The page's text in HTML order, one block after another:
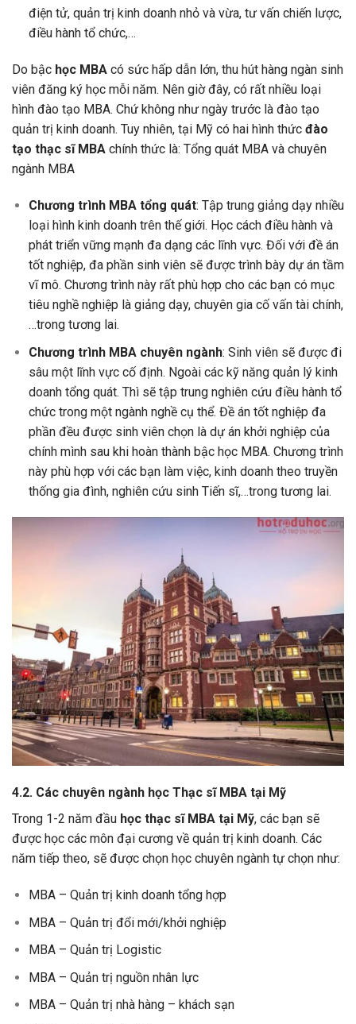
điện tử, quản trị kinh doanh nhỏ và vừa, tư vấn chiến lược,
điều hành tổ chức,…
Do bậc học MBA có sức hấp dẫn lớn, thu hút hàng ngàn sinh
viên đăng ký học mỗi năm. Nên giờ đây, có rất nhiều loại
hình đào tạo MBA. Chứ không như ngày trước là đào tạo
quản trị kinh doanh. Tuy nhiên, tại Mỹ có hai hình thức đào
tạo thạc sĩ MBA chính thức là: Tổng quát MBA và chuyên
ngành MBA
Chương trình MBA tổng quát: Tập trung giảng dạy nhiều
loại hình kinh doanh trên thế giới. Học cách điều hành và
phát triển vững mạnh đa dạng các lĩnh vực. Đối với đề án
tốt nghiệp, đa phần sinh viên sẽ được trình bày dự án tầm
vĩ mô. Chương trình này rất phù hợp cho các bạn có mục
tiêu nghề nghiệp là giảng dạy, chuyên gia cố vấn tài chính,
…trong tương lai.
Chương trình MBA chuyên ngành: Sinh viên sẽ được đi
sâu một lĩnh vực cố định. Ngoài các kỹ năng quản lý kinh
doanh tổng quát. Thì sẽ tập trung nghiên cứu điều hành tổ
chức trong một ngành nghề cụ thể. Đề án tốt nghiệp đa
phần đều được sinh viên chọn là dự án khởi nghiệp của
chính mình sau khi hoàn thành bậc học MBA. Chương trình
này phù hợp với các bạn làm việc, kinh doanh theo truyền
thống gia đình, nghiên cứu sinh Tiến sĩ,…trong tương lai.
4.2. Các chuyên ngành học Thạc sĩ MBA tại Mỹ
Trong 1-2 năm đầu học thạc sĩ MBA tại Mỹ, các bạn sẽ
được học các môn đại cương về quản trị kinh doanh. Các
năm tiếp theo, sẽ được chọn học chuyên ngành tự chọn như:
MBA – Quản trị kinh doanh tổng hợp
MBA – Quản trị đổi mới/khởi nghiệp
MBA – Quản trị Logistic
MBA – Quản trị nguồn nhân lực
MBA – Quản trị nhà hàng – khách sạn